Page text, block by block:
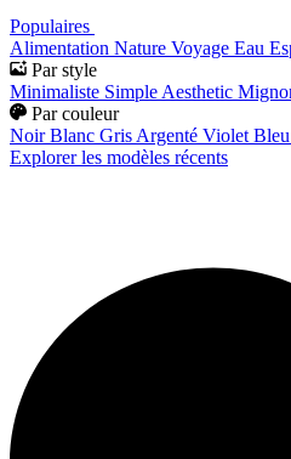
Populaires
Alimentation Nature Voyage Eau
Par style
Minimaliste Simple Aesthetic
Par couleur
Noir Blanc Gris Argenté Violet Bleu
Explorer les modèles récents